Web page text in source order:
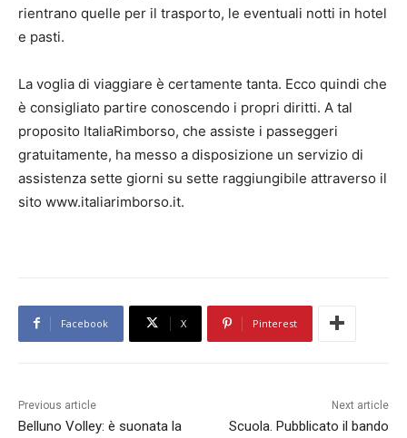
rientrano quelle per il trasporto, le eventuali notti in hotel
e pasti.
La voglia di viaggiare è certamente tanta. Ecco quindi che
è consigliato partire conoscendo i propri diritti. A tal
proposito ItaliaRimborso, che assiste i passeggeri
gratuitamente, ha messo a disposizione un servizio di
assistenza sette giorni su sette raggiungibile attraverso il
sito www.italiarimborso.it.
Facebook X Pinterest
Previous article
Belluno Volley: è suonata la
Next article
Scuola. Pubblicato il bando